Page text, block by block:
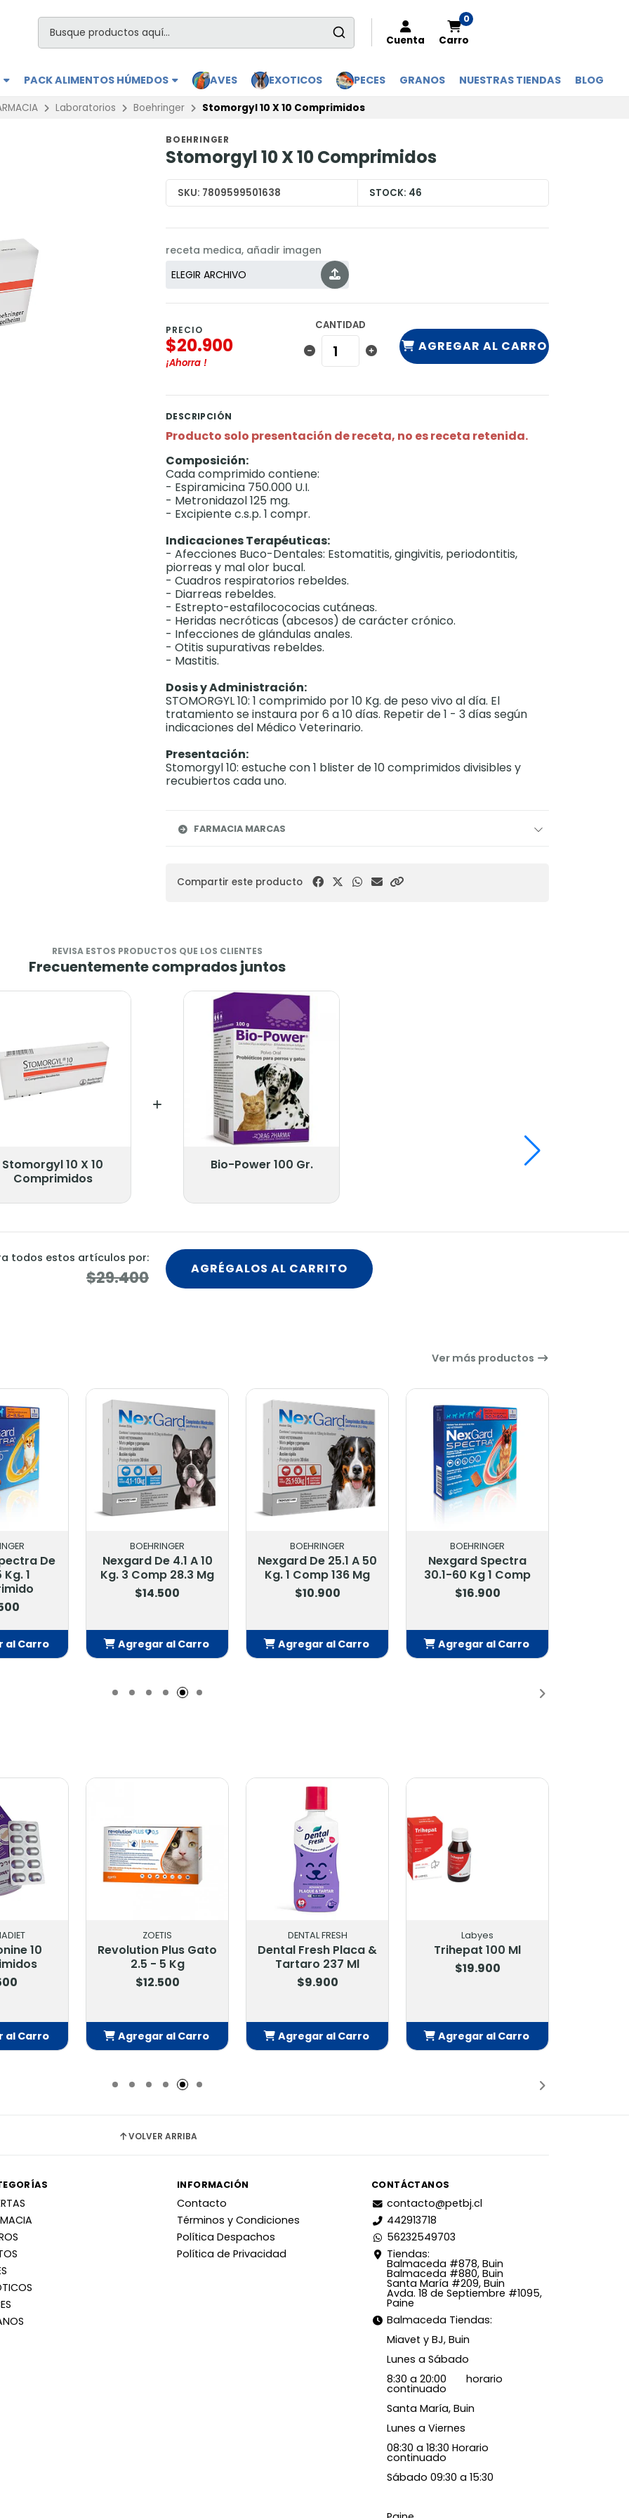
Cuenta
0
Carro
PACK ALIMENTOS HÚMEDOS AVES EXOTICOS PECES GRANOS NUESTRAS TIENDAS BLOG
Laboratorios Boehringer Stomorgyl 10 X 10 Comprimidos
BOEHRINGER
Stomorgyl 10 X 10 Comprimidos
SKU: 7809599501638 STOCK: 46
receta medica, añadir imagen
PRECIO
$20.900
¡Ahorra !
CANTIDAD
AGREGAR AL CARRO
DESCRIPCIÓN
Producto solo presentación de receta, no es receta retenida.
Composición:
Cada comprimido contiene:
- Espiramicina 750.000 U.I.
- Metronidazol 125 mg.
- Excipiente c.s.p. 1 compr.
Indicaciones Terapéuticas:
- Afecciones Buco-Dentales: Estomatitis, gingivitis, periodontitis,
piorreas y mal olor bucal.
- Cuadros respiratorios rebeldes.
- Diarreas rebeldes.
- Estrepto-estafilocococias cutáneas.
- Heridas necróticas (abcesos) de carácter crónico.
- Infecciones de glándulas anales.
- Otitis supurativas rebeldes.
- Mastitis.
Dosis y Administración:
STOMORGYL 10: 1 comprimido por 10 Kg. de peso vivo al día. El
tratamiento se instaura por 6 a 10 días. Repetir de 1 - 3 días según
indicaciones del Médico Veterinario.
Presentación:
Stomorgyl 10: estuche con 1 blister de 10 comprimidos divisibles y
recubiertos cada uno.
FARMACIA MARCAS
Compartir este producto
REVISA ESTOS PRODUCTOS QUE LOS CLIENTES
Frecuentemente comprados juntos
Stomorgyl 10 X 10
Comprimidos
Bio-Power 100 Gr.
todos estos artículos por:
$29.400 AGRÉGALOS AL CARRITO
Ver más productos
4.1 A 10
28.3 Mg
al Carro
BOEHRINGER
Nexgard De 25.1 A 50
Kg. 1 Comp 136 Mg
$10.900
Agregar al Carro
BOEHRINGER
Nexgard Spectra
30.1-60 Kg 1 Comp
$16.900
Agregar al Carro
BOEHRINGER
Nexgard Spectra De
30,1 A 60 Kg. 3 Comp
$39.900
Agregar al Carro
10
ZOETIS
Revolution Plus Gato
2.5 - 5 Kg
$12.500
Agregar al Carro
DENTAL FRESH
Dental Fresh Placa &
Tartaro 237 Ml
$9.900
Agregar al Carro
Labyes
Trihepat 100 Ml
$19.900
Agregar al Carro
VOLVER ARRIBA
INFORMACIÓN
Contacto
Términos y Condiciones
Política Despachos
Política de Privacidad
CONTÁCTANOS
contacto@petbj.cl
442913718
56232549703
Tiendas:
Balmaceda #878, Buin
Balmaceda #880, Buin
Santa María #209, Buin
Avda. 18 de Septiembre #1095,
Paine
Balmaceda Tiendas:
Miavet y BJ, Buin
Lunes a Sábado
8:30 a 20:00 horario
continuado
Santa María, Buin
Lunes a Viernes
08:30 a 18:30 Horario
continuado
Sábado 09:30 a 15:30